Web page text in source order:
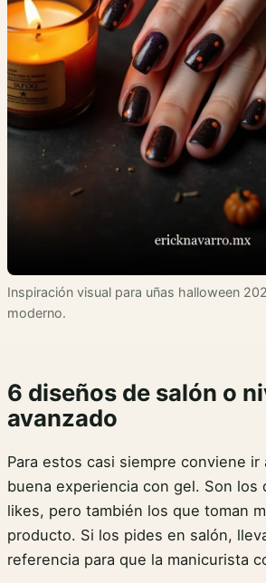
Inspiración visual para uñas halloween
moderno.
6 diseños de salón o
avanzado
Para estos casi siempre conviene
buena experiencia con gel. Son los
likes, pero también los que toman
producto. Si los pides en salón,
referencia para que la manicurista